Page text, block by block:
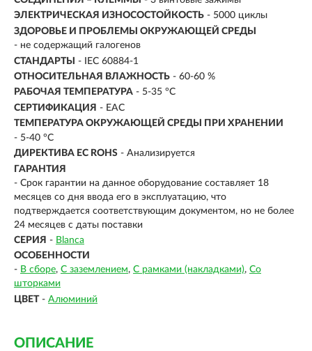
ЭЛЕКТРИЧЕСКАЯ ИЗНОСОСТОЙКОСТЬ - 5000 циклы
ЗДОРОВЬЕ И ПРОБЛЕМЫ ОКРУЖАЮЩЕЙ СРЕДЫ
- не содержащий галогенов
СТАНДАРТЫ
- IEC 60884-1
ОТНОСИТЕЛЬНАЯ ВЛАЖНОСТЬ - 60-60 %
РАБОЧАЯ ТЕМПЕРАТУРА - 5-35 °C
СЕРТИФИКАЦИЯ - EAC
ТЕМПЕРАТУРА ОКРУЖАЮЩЕЙ СРЕДЫ ПРИ ХРАНЕНИИ
- 5-40 °C
ДИРЕКТИВА EC ROHS - Анализируется
ГАРАНТИЯ
- Срок гарантии на данное оборудование составляет 18
месяцев со дня ввода его в эксплуатацию, что
подтверждается соответствующим документом, но не более
24 месяцев с даты поставки
СЕРИЯ - Blanca
ОСОБЕННОСТИ
- В сборе С заземлением С рамками (накладками) Со
шторками
ЦВЕТ - Алюминий
ОПИСАНИЕ